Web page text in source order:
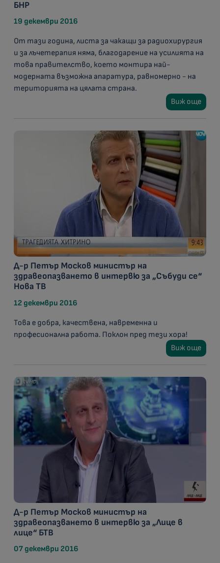
БНР
19 декември 2016
От тази година, листа за чакащи за радиохирургия
и за лъчетерапия няма, благодарение на усилията на
това правителство, което монтира най-
модерната възможна апаратура, равномерно - на
територията на цялата страна.
Виж още
Д-р Петър Москов министър на
здравеопазването в интервю за „Събуди се“
Нова ТВ
12 декември 2016
Това е добра, качествена, навременна и
професионална работа. Поклон пред тези хора!
Виж още
Д-р Петър Москов министър на
здравеопазването в интервю за „Лице в
лице“ БТВ
07 декември 2016